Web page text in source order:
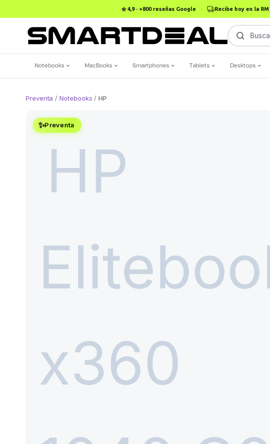
4,9 · +800 reseñas Google · Recibe hoy en la RM
Busca
Notebooks MacBooks Smartphones Tablets Desktops
Preventa /Notebooks /HP
✨Preventa